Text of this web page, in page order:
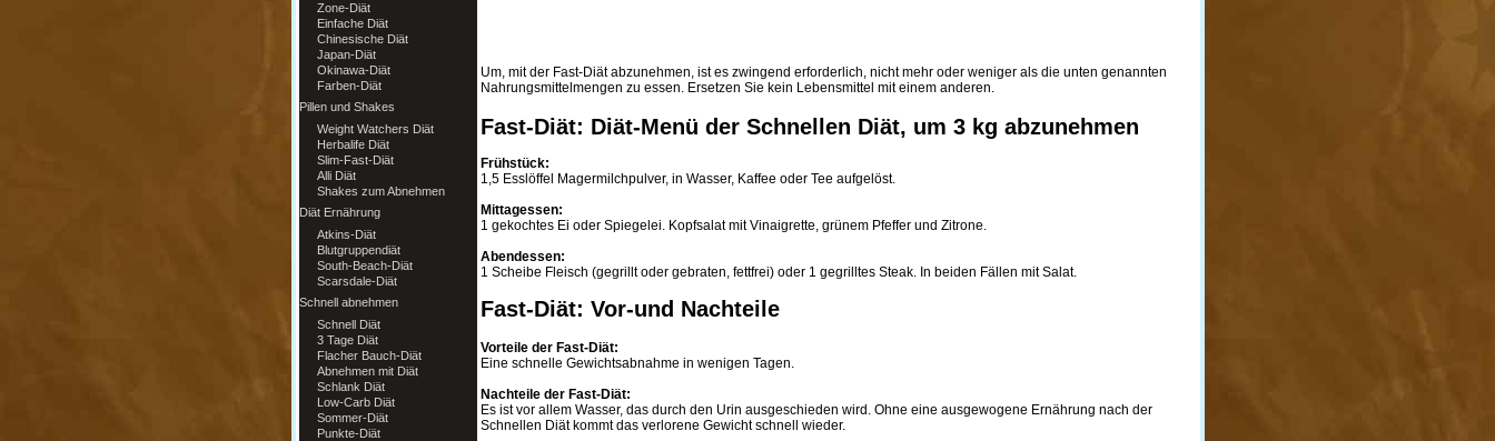
Zone-Diät
Einfache Diät
Chinesische Diät
Japan-Diät
Okinawa-Diät
Farben-Diät
Pillen und Shakes
Weight Watchers Diät
Herbalife Diät
Slim-Fast-Diät
Alli Diät
Shakes zum Abnehmen
Diät Ernährung
Atkins-Diät
Blutgruppendiät
South-Beach-Diät
Scarsdale-Diät
Schnell abnehmen
Schnell Diät
3 Tage Diät
Flacher Bauch-Diät
Abnehmen mit Diät
Schlank Diät
Low-Carb Diät
Sommer-Diät
Punkte-Diät
Um, mit der Fast-Diät abzunehmen, ist es zwingend erforderlich, nicht mehr oder weniger als die unten genannten
Nahrungsmittelmengen zu essen. Ersetzen Sie kein Lebensmittel mit einem anderen.
Fast-Diät: Diät-Menü der Schnellen Diät, um 3 kg abzunehmen
Frühstück:
1,5 Esslöffel Magermilchpulver, in Wasser, Kaffee oder Tee aufgelöst.
Mittagessen:
1 gekochtes Ei oder Spiegelei. Kopfsalat mit Vinaigrette, grünem Pfeffer und Zitrone.
Abendessen:
1 Scheibe Fleisch (gegrillt oder gebraten, fettfrei) oder 1 gegrilltes Steak. In beiden Fällen mit Salat.
Fast-Diät: Vor-und Nachteile
Vorteile der Fast-Diät:
Eine schnelle Gewichtsabnahme in wenigen Tagen.
Nachteile der Fast-Diät:
Es ist vor allem Wasser, das durch den Urin ausgeschieden wird. Ohne eine ausgewogene Ernährung nach der
Schnellen Diät kommt das verlorene Gewicht schnell wieder.